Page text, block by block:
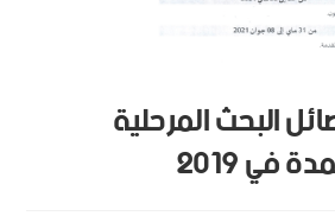
البحث المرحلية
في 2019